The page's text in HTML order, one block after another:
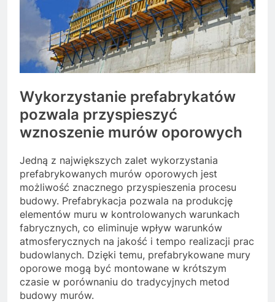
Wykorzystanie prefabrykatów
pozwala przyspieszyć
wznoszenie murów oporowych
Jedną z największych zalet wykorzystania
prefabrykowanych murów oporowych jest
możliwość znacznego przyspieszenia procesu
budowy. Prefabrykacja pozwala na produkcję
elementów muru w kontrolowanych warunkach
fabrycznych, co eliminuje wpływ warunków
atmosferycznych na jakość i tempo realizacji prac
budowlanych. Dzięki temu, prefabrykowane mury
oporowe mogą być montowane w krótszym
czasie w porównaniu do tradycyjnych metod
budowy murów.